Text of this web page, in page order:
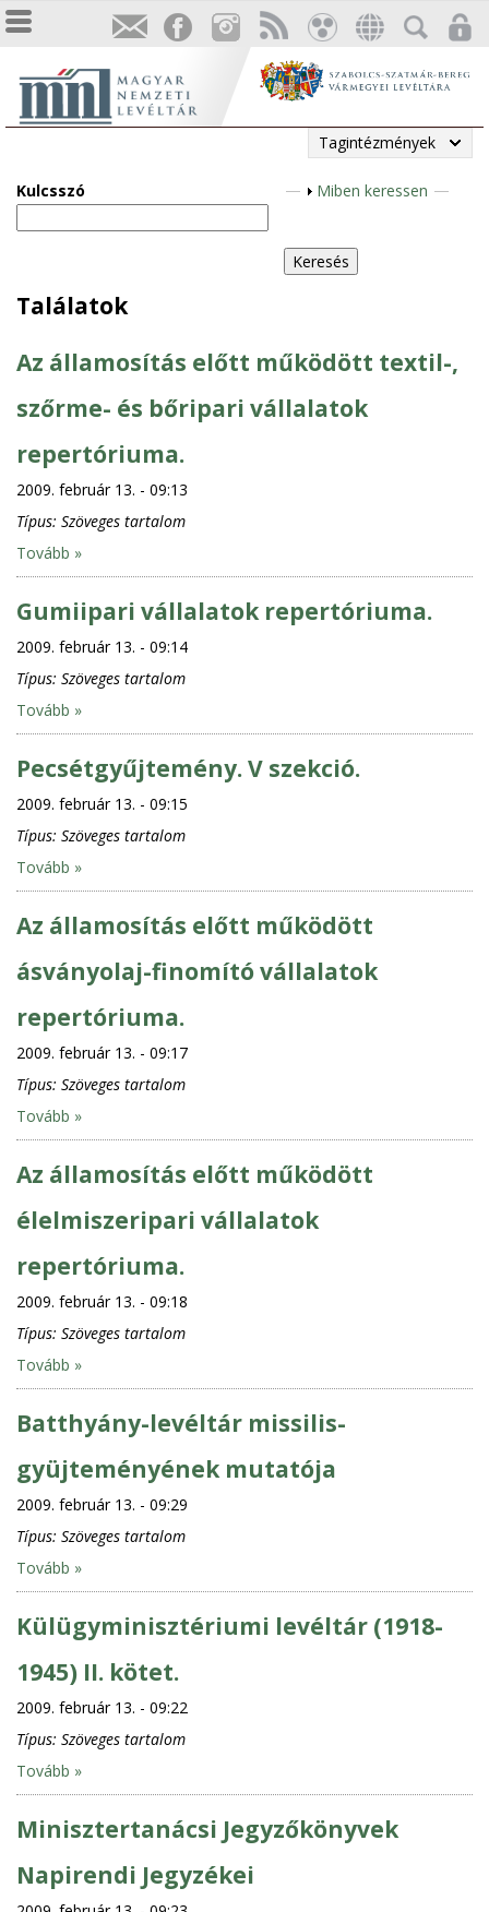
Tagintézmények
Kulcsszó
M
g
j
n
í
Miben keressen
Találatok
Az államosítás előtt működött textil-,
szőrme- és bőripari vállalatok
repertóriuma.
2009. február 13. - 09:13
Típus: Szöveges tartalom
Tovább »
Gumiipari vállalatok repertóriuma.
2009. február 13. - 09:14
Típus: Szöveges tartalom
Tovább »
Pecsétgyűjtemény. V szekció.
2009. február 13. - 09:15
Típus: Szöveges tartalom
Tovább »
Az államosítás előtt működött
ásványolaj-finomító vállalatok
repertóriuma.
2009. február 13. - 09:17
Típus: Szöveges tartalom
Tovább »
Az államosítás előtt működött
élelmiszeripari vállalatok
repertóriuma.
2009. február 13. - 09:18
Típus: Szöveges tartalom
Tovább »
Batthyány-levéltár missilis-
gyüjteményének mutatója
2009. február 13. - 09:29
Típus: Szöveges tartalom
Tovább »
Külügyminisztériumi levéltár (1918-
1945) II. kötet.
2009. február 13. - 09:22
Típus: Szöveges tartalom
Tovább »
Minisztertanácsi Jegyzőkönyvek
Napirendi Jegyzékei